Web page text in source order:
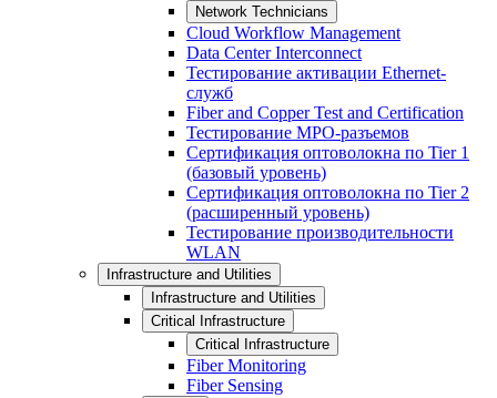
Network Technicians
Cloud Workflow Management
Data Center Interconnect
Тестирование активации Ethernet-
служб
Fiber and Copper Test and Certification
Тестирование МРО-разъемов
Сертификация оптоволокна по Tier 1
(базовый уровень)
Сертификация оптоволокна по Tier 2
(расширенный уровень)
Тестирование производительности
WLAN
Infrastructure and Utilities
Infrastructure and Utilities
Critical Infrastructure
Critical Infrastructure
Fiber Monitoring
Fiber Sensing